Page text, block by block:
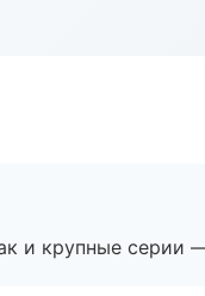
и крупные серии